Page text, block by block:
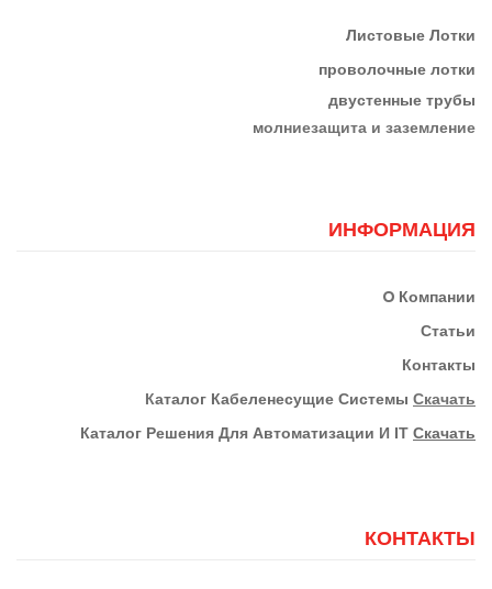
Листовые Лотки
проволочные лотки
двустенные трубы
молниезащита и заземление
ИНФОРМАЦИЯ
О Компании
Статьи
Контакты
КАталог Кабеленесущие Системы Скачать
Каталог Решения Для Автоматизации И IT Скачать
КОНТАКТЫ